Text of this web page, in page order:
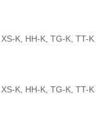
K, HH-K, TG-K, TT-
K, HH-K, TG-K, TT-